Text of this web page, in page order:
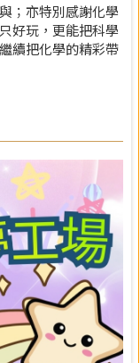
；亦特別感謝化學
好玩，更能把科學
續把化學的精彩帶